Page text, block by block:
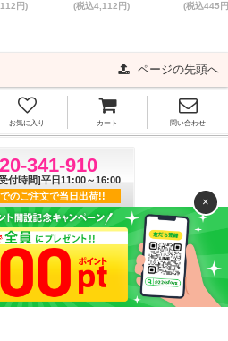
×
円)
(税込4,112円)
(税込445
ページの先頭へ
お気に入り カート 問い合わせ
341-910
付時間]平日11:00～16:00
のご注文で当日出荷!!
ド
よくある質問
引法に基づく表記
バシーポリシー
サイトマップ